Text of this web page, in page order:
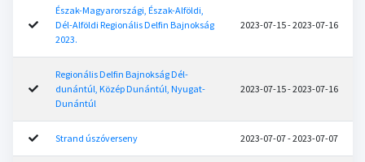
Észak-Magyarországi, Észak-Alföldi,
Dél-Alföldi Regionális Delfin Bajnokság
2023.
2023-07-15 - 2023-07-16
Regionális Delfin Bajnokság Dél-
dunántúl, Közép Dunántúl, Nyugat-
Dunántúl
2023-07-15 - 2023-07-16
Strand úszóverseny 2023-07-07 - 2023-07-07